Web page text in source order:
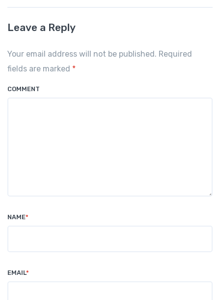
Leave a Reply
Your email address will not be published. Required
fields are marked *
COMMENT
NAME*
EMAIL*